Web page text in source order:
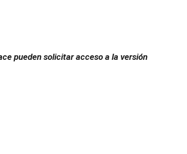
pueden solicitar acceso a la versión